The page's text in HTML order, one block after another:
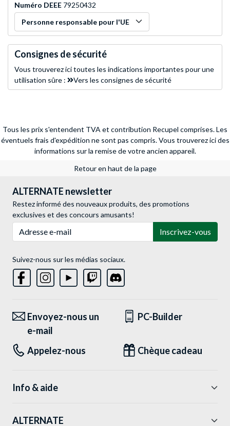
Numéro DEEE 79250432
Personne responsable pour l'UE
Consignes de sécurité
Vous trouverez ici toutes les indications importantes pour une
utilisation sûre :
Vers les consignes de sécurité
Tous les prix s'entendent TVA et contribution Recupel comprises. Les
éventuels frais d'expédition ne sont pas compris. Vous trouverez ici des
informations sur la remise de votre ancien appareil.
Retour en haut de la page
ALTERNATE newsletter
Restez informé des nouveaux produits, des promotions
exclusives et des concours amusants!
Inscrivez-vous
Suivez-nous sur les médias sociaux.
Envoyez-nous un
e-mail
PC-Builder
Appelez-nous Chèque cadeau
Info & aide
ALTERNATE